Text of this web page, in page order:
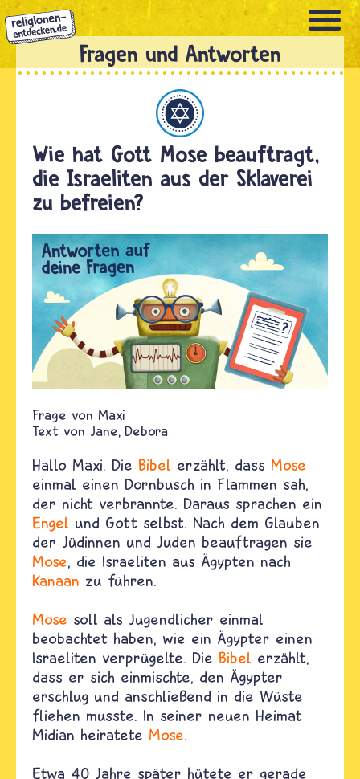
Direkt
zum
Inhalt
Wie hat Gott Mose beauftragt,
die Israeliten aus der Sklaverei
zu befreien?
Maxi
Text von Jane Debora
Hallo Maxi. Die Bibel erzählt, dass Mose
einmal einen Dornbusch in Flammen sah,
der nicht verbrannte. Daraus sprachen ein
Engel und Gott selbst. Nach dem Glauben
der Jüdinnen und Juden beauftragen sie
Mose, die Israeliten aus Ägypten nach
Kanaan zu führen.
Mose soll als Jugendlicher einmal
beobachtet haben, wie ein Ägypter einen
Israeliten verprügelte. Die Bibel erzählt,
dass er sich einmischte, den Ägypter
erschlug und anschließend in die Wüste
fliehen musste. In seiner neuen Heimat
Midian heiratete Mose.
Etwa 40 Jahre später hütete er gerade